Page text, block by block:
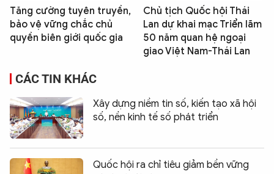
Tăng cường tuyên truyền,
bảo vệ vững chắc chủ
quyền biên giới quốc gia
Chủ tịch Quốc hội Thái
Lan dự khai mạc Triển lãm
50 năm quan hệ ngoại
giao Việt Nam-Thái Lan
CÁC TIN KHÁC
Xây dựng niềm tin số, kiến tạo xã hội
số, nền kinh tế số phát triển
Quốc hội ra chỉ tiêu giảm bền vững